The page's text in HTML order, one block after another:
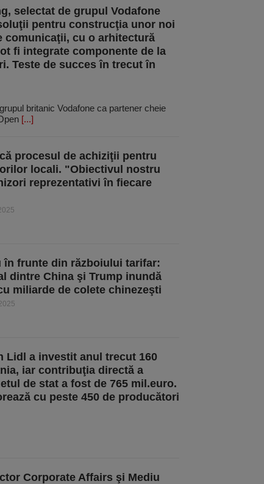
selectat de grupul Vodafone
pentru construcţia unor noi
comunicaţii, cu o arhitectură
fi integrate componente de la
Teste de succes în trecut în
britanic Vodafone ca partener cheie
[...]
procesul de achiziţii pentru
locali. "Obiectivul nostru
reprezentativi în fiecare
în frunte din războiului tarifar:
dintre China şi Trump inundă
miliarde de colete chinezeşti
Lidl a investit anul trecut 160
iar contribuţia directă a
de stat a fost de 765 mil.euro.
cu peste 450 de producători
Corporate Affairs şi Mediu